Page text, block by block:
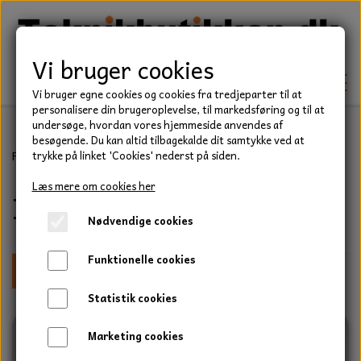
TEKNIK
KILEREMME
LEJER
PAKDÅSER
LÅSERINGE
BEFÆSTELSE
HAVE/PARK
UNIVERSALE REMME TIL PLÆNEKLIPPER OG
HAVETRAKTOR
TRAKTOR/ENTREPRENØR
Forside Teknik Pakdåser Pakdåser fremstillet i blødt gummi,
Indvendig mål 28 mm.
Bredde
Vi bruger cookies
Vi bruger egne cookies og cookies fra tredjeparter til at
personalisere din brugeroplevelse, til markedsføring og til at
undersøge, hvordan vores hjemmeside anvendes af
besøgende. Du kan altid tilbagekalde dit samtykke ved at
trykke på linket 'Cookies' nederst på siden.
Læs mere om cookies her
Nødvendige cookies
Funktionelle cookies
Statistik cookies
Marketing cookies